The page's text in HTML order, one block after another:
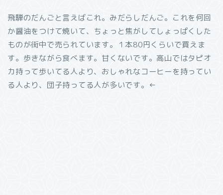
飛騨のだんごと言えばこれ。みだらしだんご。これを何回
か醤油をつけて焼いて、ちょっと焦がしてしょっぱくした
ものが街中で売られています。１本80円くらいで買えま
す。歩きながら食べます。甘くないです。高山ではタピオ
カ持って歩いてる人より、おしゃれなコーヒーを持ってい
る人より、団子持ってる人が多いです。←